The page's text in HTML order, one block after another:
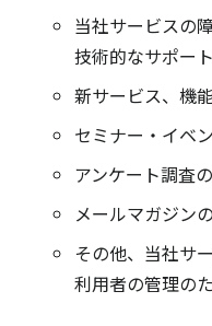
当社サービスの
技術的なサポー
新サービス、機
セミナー・イベ
アンケート調査
メールマガジン
その他、当社サ
利用者の管理の